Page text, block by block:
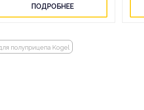
ПОДРОБНЕЕ
полуприцепа Kogel